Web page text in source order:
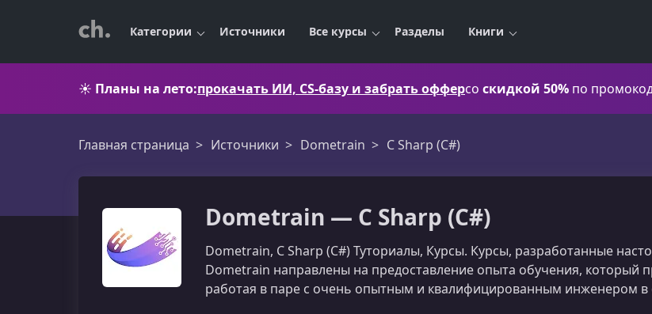
Категории Источники Все курсы Разделы Книги
☀️ Планы на лето:прокачать ИИ, CS-базу и забрать офферсо скидкой 50% по
Главная страница Источники Dometrain C Sharp (C#)
Dometrain — C Sharp (C#)
Dometrain, C Sharp (C#) Туториалы, Курсы. Курсы, разработанные
Dometrain направлены на предоставление опыта обучения,
работая в паре с очень опытным и квалифицированным инженером